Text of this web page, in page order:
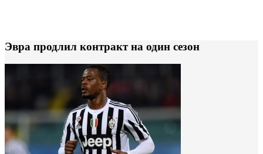
Эвра продлил контракт на один сезон